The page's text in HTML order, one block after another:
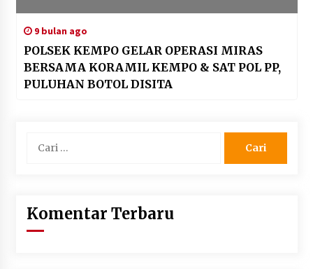
9 bulan ago
POLSEK KEMPO GELAR OPERASI MIRAS
BERSAMA KORAMIL KEMPO & SAT POL PP,
PULUHAN BOTOL DISITA
untuk:
Komentar Terbaru